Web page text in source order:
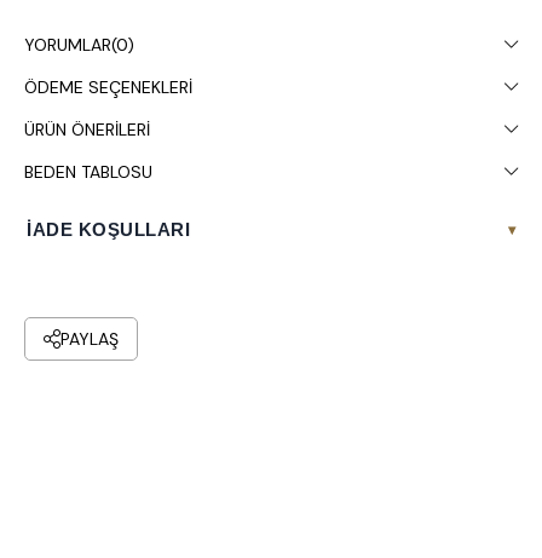
YORUMLAR(0)
ÖDEME SEÇENEKLERI
ÜRÜN ÖNERILERI
BEDEN TABLOSU
İADE KOŞULLARI ▾
PAYLAŞ